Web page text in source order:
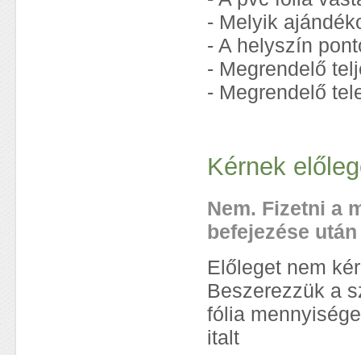
- Melyik
- A helyszín
- Megrendelő
- Megrendelő
Kérnek
Nem. Fizetni a
befejezése
Előleget nem
Beszerezzük a
fólia
italt